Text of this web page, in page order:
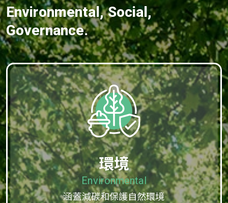
Environmental, Social,
Governance.
環境
Environmental
涵蓋減碳和保護自然環境